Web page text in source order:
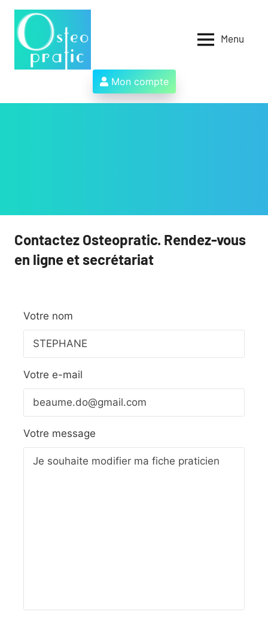
Aller
contenu
des
ostéopathes
et
Menu
Mon compte
Contactez Osteopratic. Rendez-vous
en ligne et secrétariat
Votre nom
Votre e-mail
Votre message